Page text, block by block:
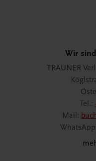
Wir
TRAUNER
Tel.:
Mail: